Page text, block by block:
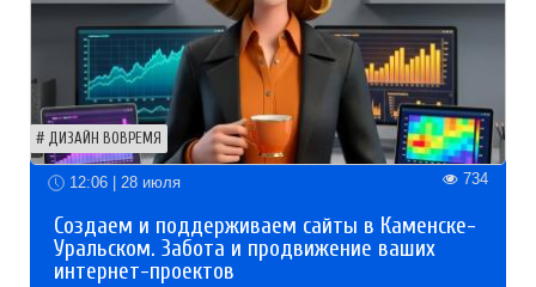
ДИЗАЙН ВОВРЕМЯ
12:06 | 28 июля 734
Создаем и поддерживаем сайты в Каменске-
Уральском. Забота и продвижение ваших
интернет-проектов